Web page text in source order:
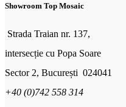
Showroom Top Mosaic
Strada Traian nr. 137,
intersecție cu Popa Soare
Sector 2, București 024041
+40 (0)742 558 314